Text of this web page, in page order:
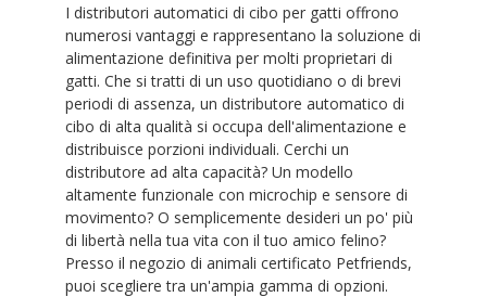
I distributori automatici di cibo per gatti offrono
numerosi vantaggi e rappresentano la soluzione di
alimentazione definitiva per molti proprietari di
gatti. Che si tratti di un uso quotidiano o di brevi
periodi di assenza, un distributore automatico di
cibo di alta qualità si occupa dell'alimentazione e
distribuisce porzioni individuali. Cerchi un
distributore ad alta capacità? Un modello
altamente funzionale con microchip e sensore di
movimento? O semplicemente desideri un po' più
di libertà nella tua vita con il tuo amico felino?
Presso il negozio di animali certificato Petfriends,
puoi scegliere tra un'ampia gamma di opzioni.